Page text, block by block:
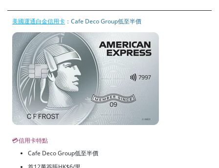
美國運通白金信用卡 ：Cafe Deco Group低至半價
💳信用卡特點
Cafe Deco Group低至半價